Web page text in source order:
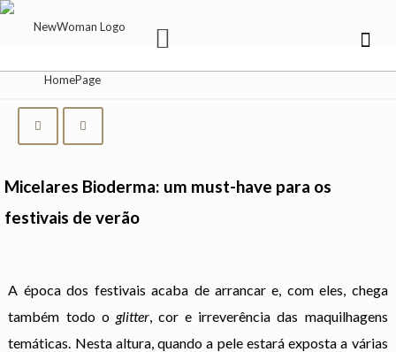
Micelares Bioderma: um must-have para os
festivais de verão
A época dos festivais acaba de arrancar e, com eles, chega
também todo o glitter, cor e irreverência das maquilhagens
temáticas. Nesta altura, quando a pele estará exposta a várias